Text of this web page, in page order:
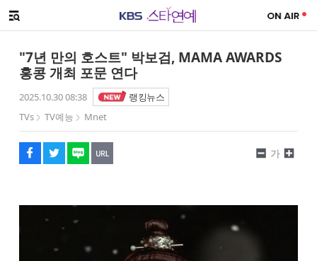
메뉴 열기
"7년 만의 호스트" 박보검, MAMA AWARDS
홍콩 개최 포문 연다
2025.10.30 08:38
랭킹뉴스
TVs
TV예능 Mnet
페이스북
트위터
네이버
URL복사
글씨 작게보기
가
글씨 크게보기
해시태그